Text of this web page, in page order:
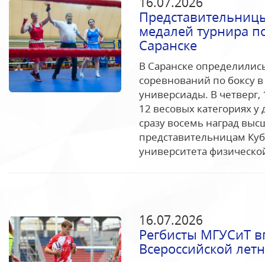
медалей турнира
Саранске
В Саранске
соревнований по боксу
универсиады. В
12 весовых категориях
сразу восемь наград
представительницам
университета
16.07.2026
Регбисты МГУСиТ
Всероссийской